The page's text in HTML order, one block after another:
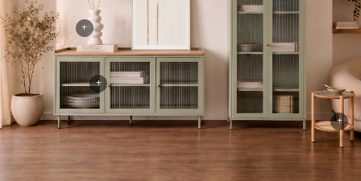
+
+
+